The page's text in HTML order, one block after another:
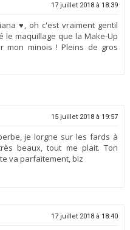
17 juillet 2018 à 18:39
♥, oh c'est vraiment gentil
le maquillage que la Make-Up
mon minois ! Pleins de gros
15 juillet 2018 à 19:57
je lorgne sur les fards à
beaux, tout me plait. Ton
va parfaitement, biz
17 juillet 2018 à 18:40